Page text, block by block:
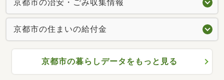
京都市の治安・ごみ収集情報
京都市の住まいの給付金
京都市の暮らしデータをもっと見る